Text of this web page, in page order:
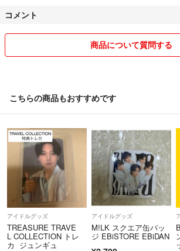
5個 → 500円引き
・匿名配送、丁寧な防水対策をして発送いたしま
・沖縄から発送いたします。
コメント
商品について質問する
こちらの商品もおすすめです
アイドルグッズ
TREASURE TRAVE
L COLLECTION トレ
カ ジュンギュ
アイドルグッズ
M!LK スクエア缶バッ
ジ EBiSTORE EBiDAN